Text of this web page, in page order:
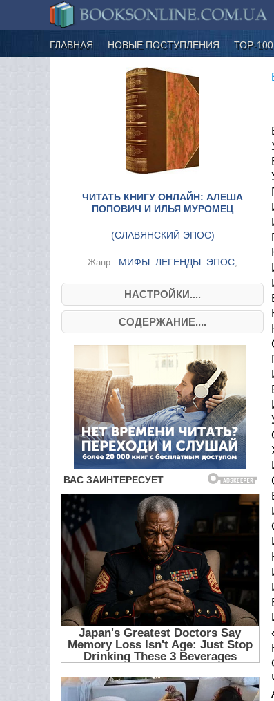
ГЛАВНАЯ НОВЫЕ ПОСТУПЛЕНИЯ ТОР-100
ЧИТАТЬ КНИГУ ОНЛАЙН: АЛЕША
ПОПОВИЧ И ИЛЬЯ МУРОМЕЦ
(СЛАВЯНСКИЙ ЭПОС)
Жанр : МИФЫ. ЛЕГЕНДЫ. ЭПОС;
НАСТРОЙКИ....
СОДЕРЖАНИЕ....